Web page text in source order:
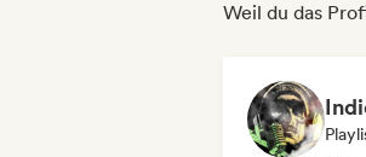
Weil du das